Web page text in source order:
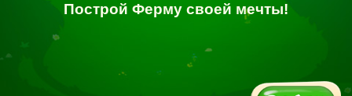
Построй Ферму своей мечты!